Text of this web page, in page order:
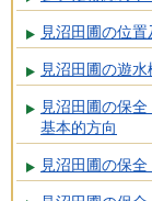
見沼田圃の位
見沼田圃の遊
見沼田圃の保
基本的方向
見沼田圃の保